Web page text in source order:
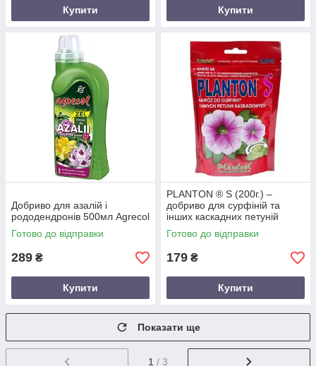
Купити Купити
Добриво для азалій і
рододендронів 500мл Agrecol
Готово до відправки
289 ₴
Купити
PLANTON ® S (200г.) –
добриво для сурфіній та
інших каскадних петуній
Готово до відправки
179 ₴
Купити
Показати ще
1 / 3